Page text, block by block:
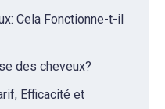
Cela Fonctionne-t-il
des cheveux?
Efficacité et